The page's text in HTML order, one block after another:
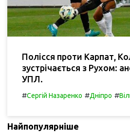
Полісся проти Карпат,
зустрічається з Рухом:
УПЛ.
#Сергій Назаренко #Дніпро #
Найпопулярніше